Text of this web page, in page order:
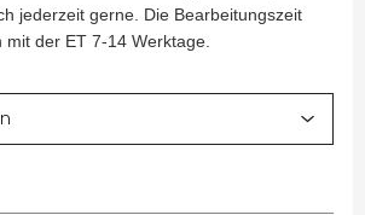
jederzeit gerne. Die Bearbeitungszeit
mit der ET 7-14 Werktage.